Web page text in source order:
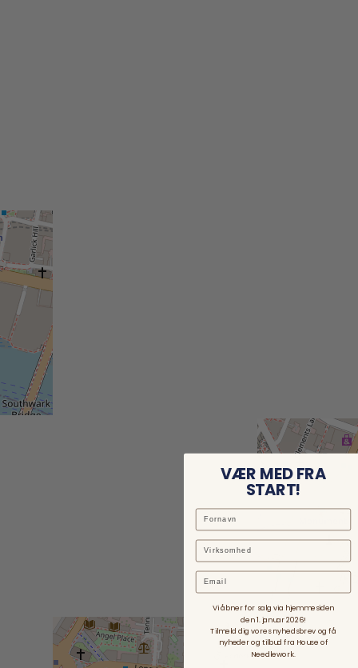
VÆR MED FRA
START!
Email
Vi åbner for salg via hjemmesiden
den 1. januar 2026!
Tilmeld dig vores nyhedsbrev og få
nyheder og tilbud fra House of
Needlework.